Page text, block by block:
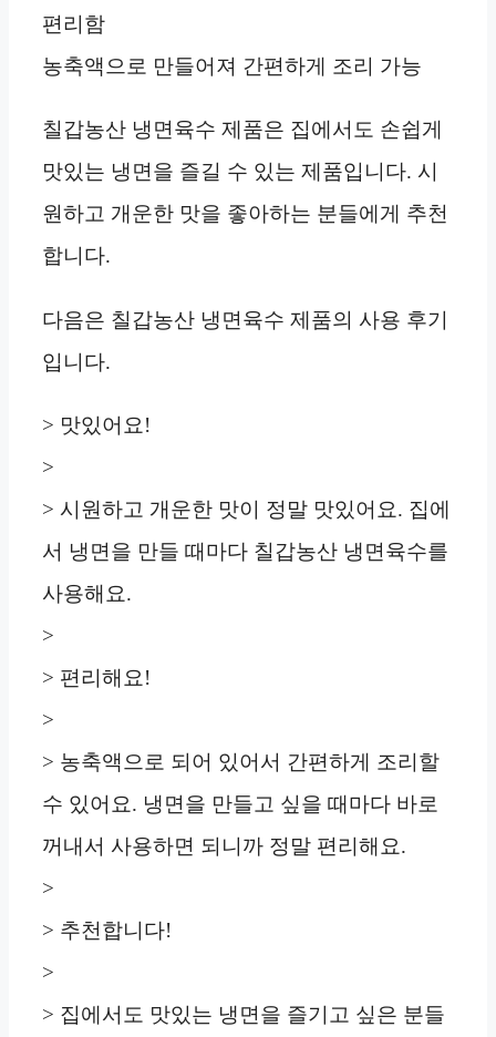
편리함
농축액으로 만들어져 간편하게 조리 가능
칠갑농산 냉면육수 제품은 집에서도 손쉽게
맛있는 냉면을 즐길 수 있는 제품입니다. 시
원하고 개운한 맛을 좋아하는 분들에게 추천
합니다.
다음은 칠갑농산 냉면육수 제품의 사용 후기
입니다.
> 맛있어요!
>
> 시원하고 개운한 맛이 정말 맛있어요. 집에
서 냉면을 만들 때마다 칠갑농산 냉면육수를
사용해요.
>
> 편리해요!
>
> 농축액으로 되어 있어서 간편하게 조리할
수 있어요. 냉면을 만들고 싶을 때마다 바로
꺼내서 사용하면 되니까 정말 편리해요.
>
> 추천합니다!
>
> 집에서도 맛있는 냉면을 즐기고 싶은 분들